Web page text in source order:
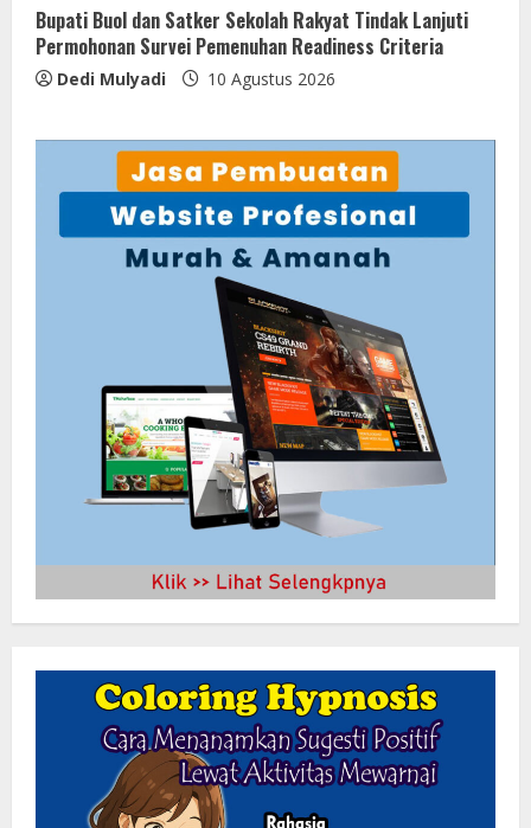
Bupati Buol dan Satker Sekolah Rakyat Tindak Lanjuti
Permohonan Survei Pemenuhan Readiness Criteria
Dedi Mulyadi 10 Agustus 2026